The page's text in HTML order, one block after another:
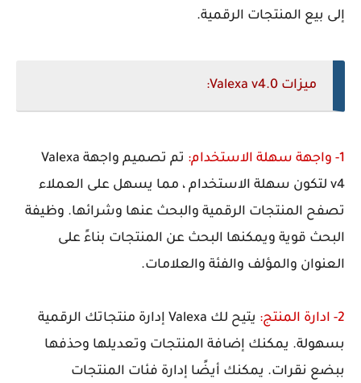
إلى بيع المنتجات الرقمية.
ميزات Valexa v4.0:
1- واجهة سهلة الاستخدام: تم تصميم واجهة Valexa
v4 لتكون سهلة الاستخدام ، مما يسهل على العملاء
تصفح المنتجات الرقمية والبحث عنها وشرائها. وظيفة
البحث قوية ويمكنها البحث عن المنتجات بناءً على
العنوان والمؤلف والفئة والعلامات.
2- ادارة المنتج:
يتيح لك Valexa إدارة منتجاتك الرقمية
بسهولة. يمكنك إضافة المنتجات وتعديلها وحذفها
ببضع نقرات. يمكنك أيضًا إدارة فئات المنتجات